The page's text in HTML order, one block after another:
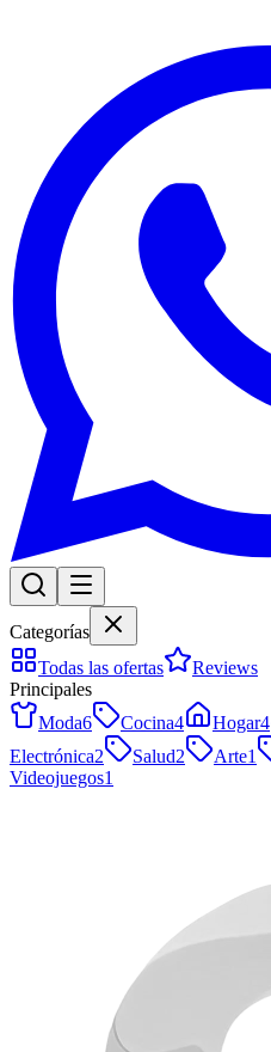
Categorías
Todas las ofertas
Reviews
Principales
Moda6 Cocina4 Hogar4
Electrónica2 Salud2 Arte1
Videojuegos1